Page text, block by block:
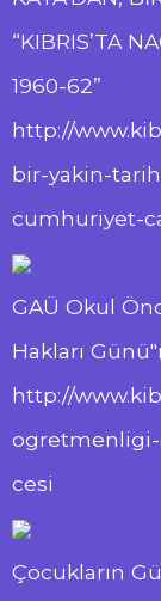
“KIBRIS’TA
1960-62”
http://
bir-yakin-
cumhuriyet-
GAÜ Okul
Hakları
http://
cesi
Çocukların